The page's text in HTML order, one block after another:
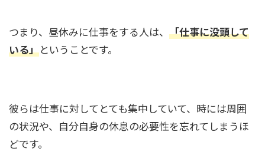
つまり、昼休みに仕事をする人は、 「仕事に没頭して
いる」ということです。
彼らは仕事に対してとても集中していて、時には周囲
の状況や、自分自身の休息の必要性を忘れてしまうほ
どです。